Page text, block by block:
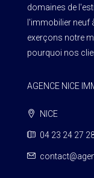
domaines de
l'immobilier neuf
exerçons notre
pourquoi nos
AGENCE NICE
NICE
04 23 24 27